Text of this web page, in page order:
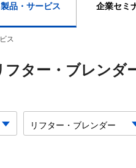
製品・サービス 企業セミ
ス
フター・ブレンダ